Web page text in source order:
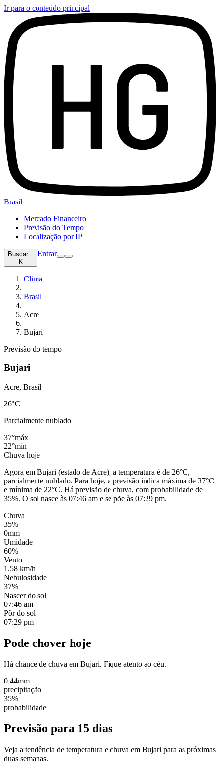
Ir para o conteúdo principal
Brasil
Mercado Financeiro
Previsão do Tempo
Localização por IP
Buscar...
K
Entrar
Clima
Brasil
Acre
Bujari
Previsão do tempo
Bujari
Acre, Brasil
26°C
Parcialmente nublado
37°máx
22°mín
Chuva hoje
Agora em Bujari (estado de Acre), a temperatura é de 26°C,
parcialmente nublado. Para hoje, a previsão indica máxima de 37°C
e mínima de 22°C. Há previsão de chuva, com probabilidade de
35%. O sol nasce às 07:46 am e se põe às 07:29 pm.
Chuva
35%
0mm
Umidade
60%
Vento
1.58 km/h
Nebulosidade
37%
Nascer do sol
07:46 am
Pôr do sol
07:29 pm
Pode chover hoje
Há chance de chuva em Bujari. Fique atento ao céu.
0,44mm
precipitação
35%
probabilidade
Previsão para 15 dias
Veja a tendência de temperatura e chuva em Bujari para as próximas
duas semanas.